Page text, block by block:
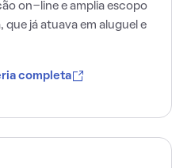
on-line e amplia escopo
que já atuava em aluguel e
completa